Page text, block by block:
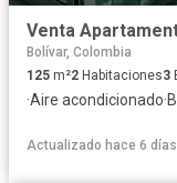
Venta
Bolívar, Colombia
125 m²2 Habitaciones3
·Aire acondicionado·
Actualizado hace 6 días